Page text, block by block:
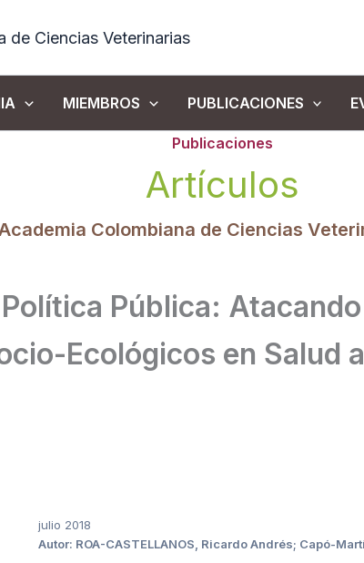
de Ciencias Veterinarias
MIEMBROS PUBLICACIONES
Publicaciones
Artículos
Colombiana de Ciencias
Pública:
Ecológicos en Salud
julio 2018
Autor: ROA-CASTELLANOS, Ricardo Andrés; Capó-